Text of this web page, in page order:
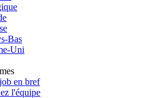
Bas
Uni
en bref
l'équipe